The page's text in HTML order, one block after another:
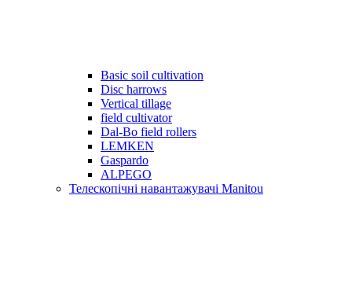
Basic soil cultivation
Disc harrows
Vertical tillage
field cultivator
Dal-Bo field rollers
LEMKEN
Gaspardo
ALPEGO
Телескопічні навантажувачі Manitou